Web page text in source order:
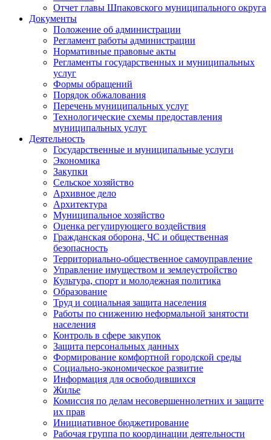
Отчет главы Шпаковского муниципального округа
Документы
Положение об администрации
Регламент работы администрации
Нормативные правовые акты
Регламенты государственных и муниципальных
услуг
Формы обращений
Порядок обжалования
Перечень муниципальных услуг
Технологические схемы предоставления
муниципальных услуг
Деятельность
Государственные и муниципальные услуги
Экономика
Закупки
Сельское хозяйство
Архивное дело
Архитектура
Муниципальное хозяйство
Оценка регулирующего воздействия
Гражданская оборона, ЧС и общественная
безопасность
Территориально-общественное самоуправление
Управление имуществом и землеустройство
Культура, спорт и молодежная политика
Образование
Труд и социальная защита населения
Работы по снижению неформальной занятости
населения
Контроль в сфере закупок
Защита персональных данных
Формирование комфортной городской среды
Социально-экономическое развитие
Информация для освободившихся
Жилье
Комиссия по делам несовершеннолетних и защите
их прав
Инициативное бюджетирование
Рабочая группа по координации деятельности